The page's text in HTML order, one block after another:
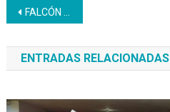
Navegación
de
entradas
FALCÓN | Inces y la alcaldía de Miranda avanzan con el programa “Pequeños Mirandinos”
ENTRADAS RELACIONADAS